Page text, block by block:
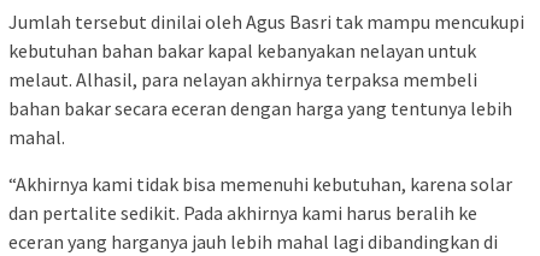
Jumlah tersebut dinilai oleh Agus Basri tak mampu mencukupi
kebutuhan bahan bakar kapal kebanyakan nelayan untuk
melaut. Alhasil, para nelayan akhirnya terpaksa membeli
bahan bakar secara eceran dengan harga yang tentunya lebih
mahal.
“Akhirnya kami tidak bisa memenuhi kebutuhan, karena solar
dan pertalite sedikit. Pada akhirnya kami harus beralih ke
eceran yang harganya jauh lebih mahal lagi dibandingkan di